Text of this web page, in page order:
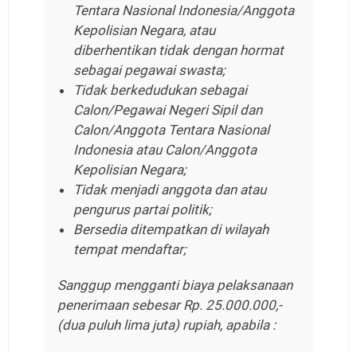
Tentara Nasional Indonesia/Anggota
Kepolisian Negara, atau
diberhentikan tidak dengan hormat
sebagai pegawai swasta;
Tidak berkedudukan sebagai
Calon/Pegawai Negeri Sipil dan
Calon/Anggota Tentara Nasional
Indonesia atau Calon/Anggota
Kepolisian Negara;
Tidak menjadi anggota dan atau
pengurus partai politik;
Bersedia ditempatkan di wilayah
tempat mendaftar;
Sanggup mengganti biaya pelaksanaan
penerimaan sebesar Rp. 25.000.000,-
(dua puluh lima juta) rupiah, apabila :